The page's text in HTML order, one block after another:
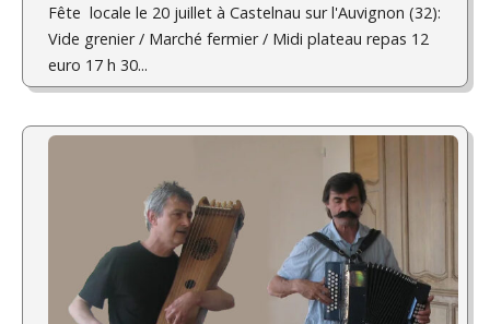
Fête locale le 20 juillet à Castelnau sur l'Auvignon (32):
Vide grenier / Marché fermier / Midi plateau repas 12
euro 17 h 30...